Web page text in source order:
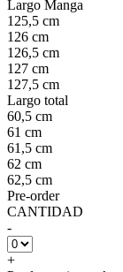
Largo Manga
125,5 cm
126 cm
126,5 cm
127 cm
127,5 cm
Largo total
60,5 cm
61 cm
61,5 cm
62 cm
62,5 cm
Pre-order
CANTIDAD
-
+